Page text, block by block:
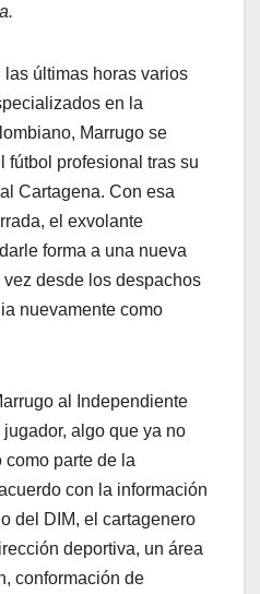
últimas horas varios
en la
Marrugo se
fútbol profesional tras su
Cartagena. Con esa
el exvolante
forma a una nueva
desde los despachos
nuevamente como
al Independiente
algo que ya no
como parte de la
con la información
del DIM, el cartagenero
deportiva, un área
conformación de